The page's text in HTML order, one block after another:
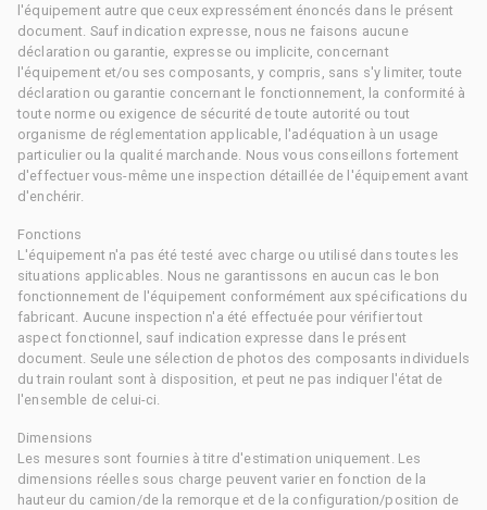
l'équipement autre que ceux expressément énoncés dans le présent
document. Sauf indication expresse, nous ne faisons aucune
déclaration ou garantie, expresse ou implicite, concernant
l'équipement et/ou ses composants, y compris, sans s'y limiter, toute
déclaration ou garantie concernant le fonctionnement, la conformité à
toute norme ou exigence de sécurité de toute autorité ou tout
organisme de réglementation applicable, l'adéquation à un usage
particulier ou la qualité marchande. Nous vous conseillons fortement
d'effectuer vous-même une inspection détaillée de l'équipement avant
d'enchérir.
Fonctions
L'équipement n'a pas été testé avec charge ou utilisé dans toutes les
situations applicables. Nous ne garantissons en aucun cas le bon
fonctionnement de l'équipement conformément aux spécifications du
fabricant. Aucune inspection n'a été effectuée pour vérifier tout
aspect fonctionnel, sauf indication expresse dans le présent
document. Seule une sélection de photos des composants individuels
du train roulant sont à disposition, et peut ne pas indiquer l'état de
l'ensemble de celui-ci.
Dimensions
Les mesures sont fournies à titre d'estimation uniquement. Les
dimensions réelles sous charge peuvent varier en fonction de la
hauteur du camion/de la remorque et de la configuration/position de